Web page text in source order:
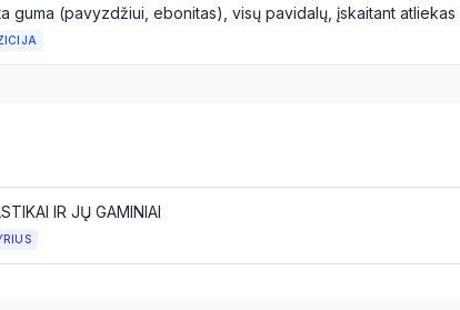
IR JŲ GAMINIAI